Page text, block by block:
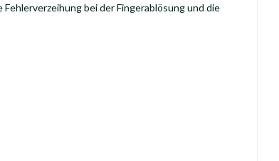
bei der Fingerablösung und die